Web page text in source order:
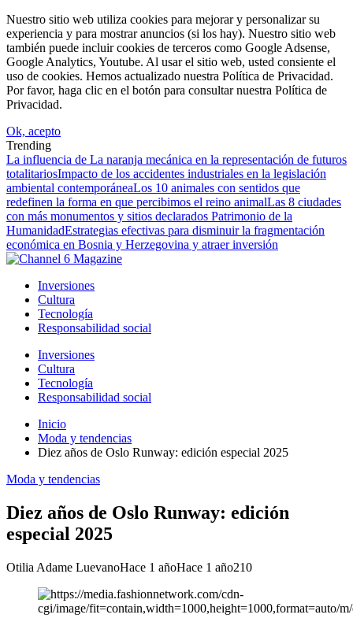
Nuestro sitio web utiliza cookies para mejorar y personalizar su
experiencia y para mostrar anuncios (si los hay). Nuestro sitio web
también puede incluir cookies de terceros como Google Adsense,
Google Analytics, Youtube. Al usar el sitio web, usted consiente el
uso de cookies. Hemos actualizado nuestra Política de Privacidad.
Por favor, haga clic en el botón para consultar nuestra Política de
Privacidad.
Ok, acepto
Trending
La influencia de La naranja mecánica en la representación de futuros
totalitariosImpacto de los accidentes industriales en la legislación
ambiental contemporáneaLos 10 animales con sentidos que
redefinen la forma en que percibimos el reino animalLas 8 ciudades
con más monumentos y sitios declarados Patrimonio de la
HumanidadEstrategias efectivas para disminuir la fragmentación
económica en Bosnia y Herzegovina y atraer inversión
Inversiones
Cultura
Tecnología
Responsabilidad social
Inversiones
Cultura
Tecnología
Responsabilidad social
Inicio
Moda y tendencias
Diez años de Oslo Runway: edición especial 2025
Moda y tendencias
Diez años de Oslo Runway: edición
especial 2025
Otilia Adame LuevanoHace 1 añoHace 1 año210